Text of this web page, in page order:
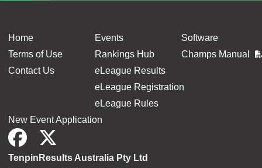
Home
Terms of Use
Contact Us
Events
Rankings Hub
eLeague Results
eLeague Registration
eLeague Rules
Software
Champs Manual
New Event Application
TenpinResults Australia Pty Ltd